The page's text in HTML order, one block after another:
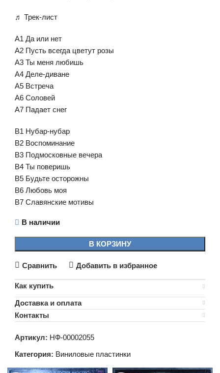
♬ Трек-лист
A1 Да или нет
A2 Пусть всегда цветут розы
A3 Ты меня любишь
A4 Деле-диване
A5 Встреча
A6 Соловей
A7 Падает снег
B1 Нубар-нубар
B2 Воспоминание
B3 Подмосковные вечера
B4 Ты поверишь
B5 Будьте осторожны
B6 Любовь моя
B7 Славянские мотивы
В наличии
В КОРЗИНУ
Сравнить Добавить в избранное
Как купить
Доставка и оплата
Контакты
Артикул: НФ-00002055
Категория: Виниловые пластинки